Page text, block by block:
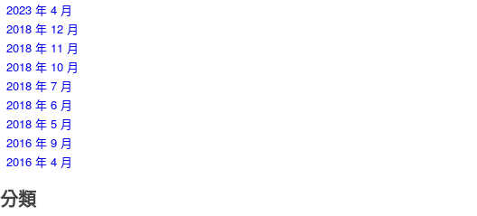
2023 年 4 月
2018 年 12 月
2018 年 11 月
2018 年 10 月
2018 年 7 月
2018 年 6 月
2018 年 5 月
2016 年 9 月
2016 年 4 月
分類